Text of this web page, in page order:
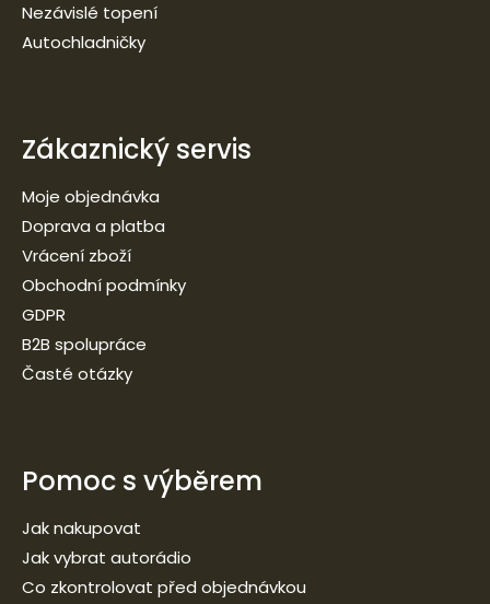
Nezávislé topení
Autochladničky
Zákaznický servis
Moje objednávka
Doprava a platba
Vrácení zboží
Obchodní podmínky
GDPR
B2B spolupráce
Časté otázky
Pomoc s výběrem
Jak nakupovat
Jak vybrat autorádio
Co zkontrolovat před objednávkou